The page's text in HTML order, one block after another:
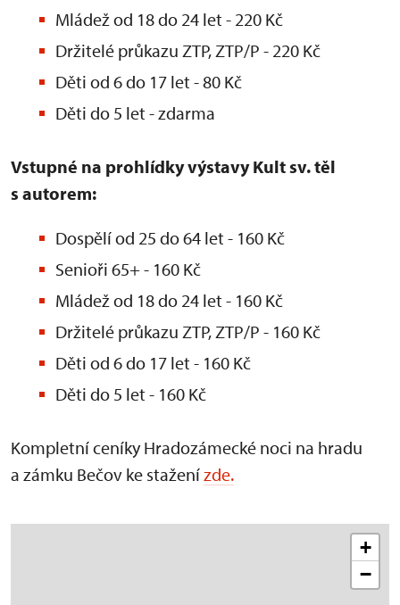
Mládež od 18 do 24 let - 220 Kč
Držitelé průkazu ZTP, ZTP/P - 220 Kč
Děti od 6 do 17 let - 80 Kč
Děti do 5 let - zdarma
Vstupné na prohlídky výstavy Kult sv. těl
s autorem:
Dospělí od 25 do 64 let - 160 Kč
Senioři 65+ - 160 Kč
Mládež od 18 do 24 let - 160 Kč
Držitelé průkazu ZTP, ZTP/P - 160 Kč
Děti od 6 do 17 let - 160 Kč
Děti do 5 let - 160 Kč
Kompletní ceníky Hradozámecké noci na hradu
a zámku Bečov ke staženízde.
+
−